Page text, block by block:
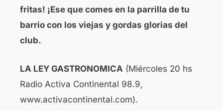
fritas! ¡Ese que comes en la parrilla de tu
barrio con los viejas y gordas glorias del
club.
LA LEY GASTRONOMICA (Miércoles 20 hs
Radio Activa Continental 98.9,
www.activacontinental.com).